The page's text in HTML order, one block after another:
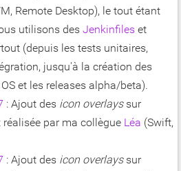
Remote Desktop), le tout étant
utilisons des Jenkinfiles et
(depuis les tests unitaires,
jusqu'à la création des
et les releases alpha/beta).
: Ajout des icon overlayssur
réalisée par ma collègue Léa (Swift,
: Ajout des icon overlayssur